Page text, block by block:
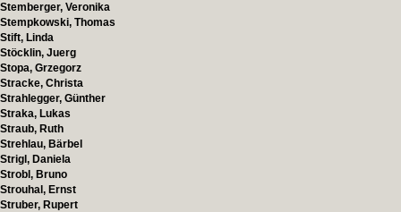
Stemberger, Veronika
Stempkowski, Thomas
Stift, Linda
Stöcklin, Juerg
Stopa, Grzegorz
Stracke, Christa
Strahlegger, Günther
Straka, Lukas
Straub, Ruth
Strehlau, Bärbel
Strigl, Daniela
Strobl, Bruno
Strouhal, Ernst
Struber, Rupert